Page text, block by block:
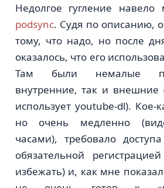
Недолгое гугление
podsync. Судя по описанию,
тому, что надо, но после
оказалось, что его
Там были немалые
внутренние, так и внешние
использует youtube-dl). Кое-
но очень медленно
часами), требовало
обязательной
избежать) и, как мне